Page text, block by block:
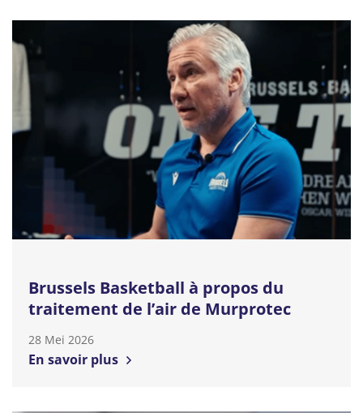
Brussels Basketball à propos du
traitement de l’air de Murprotec
28 Mei 2026
En savoir plus